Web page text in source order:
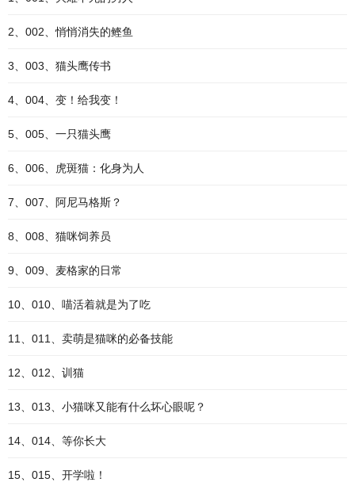
2、002、悄悄消失的鲣鱼
3、003、猫头鹰传书
4、004、变！给我变！
5、005、一只猫头鹰
6、006、虎斑猫：化身为人
7、007、阿尼马格斯？
8、008、猫咪饲养员
9、009、麦格家的日常
10、010、喵活着就是为了吃
11、011、卖萌是猫咪的必备技能
12、012、训猫
13、013、小猫咪又能有什么坏心眼呢？
14、014、等你长大
15、015、开学啦！